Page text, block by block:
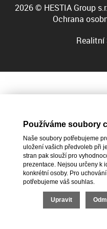
2026 © HESTIA Group
Ochrana
Realitní
Používáme soubory
Naše soubory potřebujeme
uložení vašich předvoleb při
stran pak slouží pro
prezentace. Nejsou určeny k
konkrétní osoby. Pro
potřebujeme váš souhlas.
Upravit